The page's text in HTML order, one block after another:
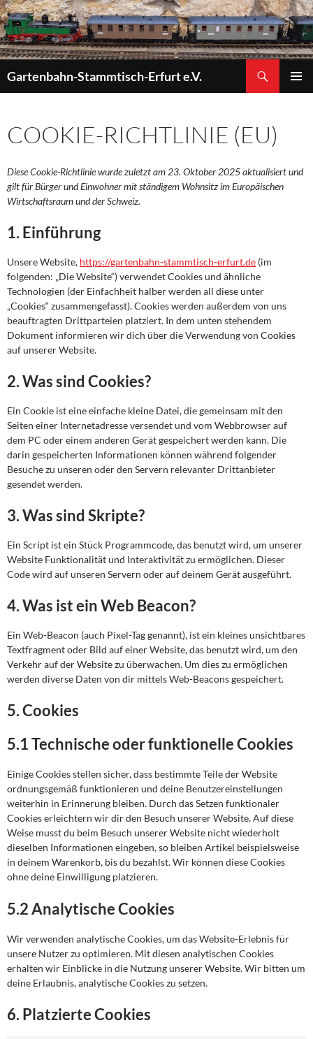
Zum
Inhalt
springen
Gartenbahn-Stammtisch-Erfurt e.V.
COOKIE-RICHTLINIE (EU)
Diese Cookie-Richtlinie wurde zuletzt am 23. Oktober 2025 aktualisiert und
gilt für Bürger und Einwohner mit ständigem Wohnsitz im Europäischen
Wirtschaftsraum und der Schweiz.
1. Einführung
Unsere Website, https://gartenbahn-stammtisch-erfurt.de (im
folgenden: „Die Website“) verwendet Cookies und ähnliche
Technologien (der Einfachheit halber werden all diese unter
„Cookies“ zusammengefasst). Cookies werden außerdem von uns
beauftragten Drittparteien platziert. In dem unten stehendem
Dokument informieren wir dich über die Verwendung von Cookies
auf unserer Website.
2. Was sind Cookies?
Ein Cookie ist eine einfache kleine Datei, die gemeinsam mit den
Seiten einer Internetadresse versendet und vom Webbrowser auf
dem PC oder einem anderen Gerät gespeichert werden kann. Die
darin gespeicherten Informationen können während folgender
Besuche zu unseren oder den Servern relevanter Drittanbieter
gesendet werden.
3. Was sind Skripte?
Ein Script ist ein Stück Programmcode, das benutzt wird, um unserer
Website Funktionalität und Interaktivität zu ermöglichen. Dieser
Code wird auf unseren Servern oder auf deinem Gerät ausgeführt.
4. Was ist ein Web Beacon?
Ein Web-Beacon (auch Pixel-Tag genannt), ist ein kleines unsichtbares
Textfragment oder Bild auf einer Website, das benutzt wird, um den
Verkehr auf der Website zu überwachen. Um dies zu ermöglichen
werden diverse Daten von dir mittels Web-Beacons gespeichert.
5. Cookies
5.1 Technische oder funktionelle Cookies
Einige Cookies stellen sicher, dass bestimmte Teile der Website
ordnungsgemäß funktionieren und deine Benutzereinstellungen
weiterhin in Erinnerung bleiben. Durch das Setzen funktionaler
Cookies erleichtern wir dir den Besuch unserer Website. Auf diese
Weise musst du beim Besuch unserer Website nicht wiederholt
dieselben Informationen eingeben, so bleiben Artikel beispielsweise
in deinem Warenkorb, bis du bezahlst. Wir können diese Cookies
ohne deine Einwilligung platzieren.
5.2 Analytische Cookies
Wir verwenden analytische Cookies, um das Website-Erlebnis für
unsere Nutzer zu optimieren. Mit diesen analytischen Cookies
erhalten wir Einblicke in die Nutzung unserer Website. Wir bitten um
deine Erlaubnis, analytische Cookies zu setzen.
6. Platzierte Cookies